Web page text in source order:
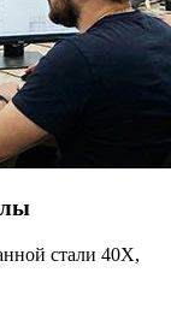
стали 40Х,